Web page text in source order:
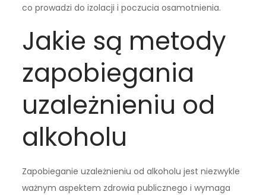
co prowadzi do izolacji i poczucia osamotnienia.
Jakie są metody
zapobiegania
uzależnieniu od
alkoholu
Zapobieganie uzależnieniu od alkoholu jest niezwykle
ważnym aspektem zdrowia publicznego i wymaga